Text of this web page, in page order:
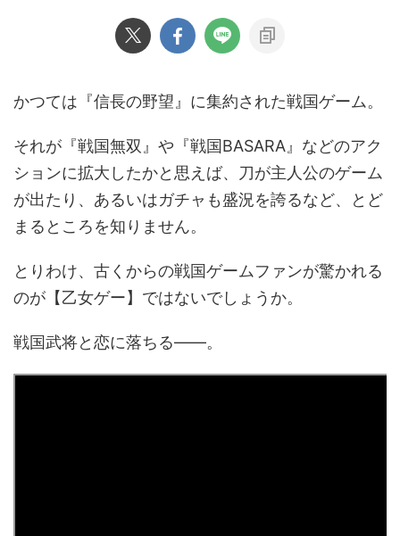
かつては『信長の野望』に集約された戦国ゲーム。
それが『戦国無双』や『戦国BASARA』などのアク
ションに拡大したかと思えば、刀が主人公のゲーム
が出たり、あるいはガチャも盛況を誇るなど、とど
まるところを知りません。
とりわけ、古くからの戦国ゲームファンが驚かれる
のが【乙女ゲー】ではないでしょうか。
戦国武将と恋に落ちる――。